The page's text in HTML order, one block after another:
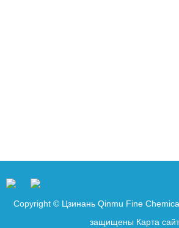
Copyright © Цзинань Qinmu Fine
защищены Карта